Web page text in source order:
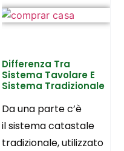
Differenza Tra
Sistema Tavolare E
Sistema Tradizionale
Da una parte c’è
il sistema catastale
tradizionale, utilizzato